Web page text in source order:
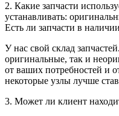
2. Какие запчасти
устанавливать:
Есть ли запчасти в
У нас свой склад
оригинальные, так и
от ваших потребностей и
некоторые узлы лучше
3. Может ли клиент